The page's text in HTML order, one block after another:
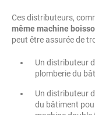
Ces distributeurs,
même machine
peut être assurée de
Un distributeur
plomberie du
Un distributeur
du bâtiment